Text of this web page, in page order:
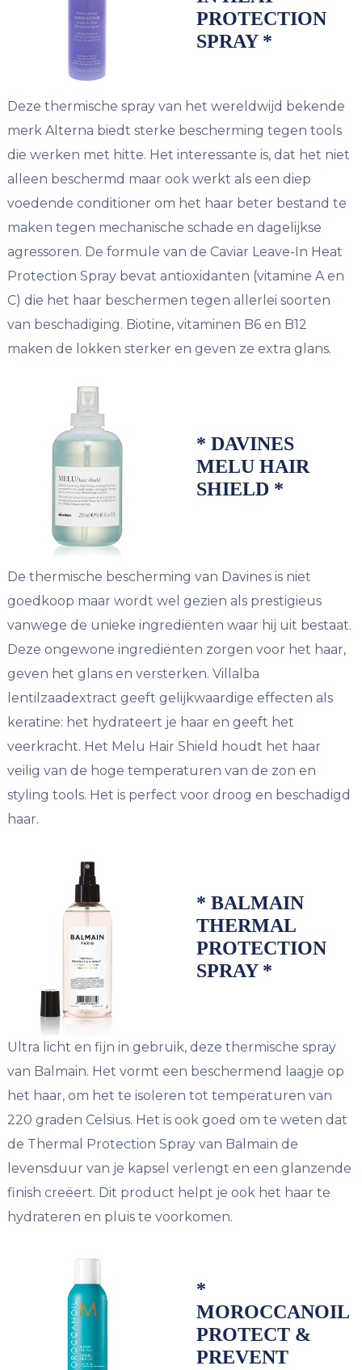
PROTECTION
SPRAY *
Deze thermische spray van het wereldwijd bekende
merk Alterna biedt sterke bescherming tegen tools
die werken met hitte. Het interessante is, dat het niet
alleen beschermd maar ook werkt als een diep
voedende conditioner om het haar beter bestand te
maken tegen mechanische schade en dagelijkse
agressoren. De formule van de Caviar Leave-In Heat
Protection Spray bevat antioxidanten (vitamine A en
C) die het haar beschermen tegen allerlei soorten
van beschadiging. Biotine, vitaminen B6 en B12
maken de lokken sterker en geven ze extra glans.
* DAVINES
MELU HAIR
SHIELD *
De thermische bescherming van Davines is niet
goedkoop maar wordt wel gezien als prestigieus
vanwege de unieke ingrediënten waar hij uit bestaat.
Deze ongewone ingrediënten zorgen voor het haar,
geven het glans en versterken. Villalba
lentilzaadextract geeft gelijkwaardige effecten als
keratine: het hydrateert je haar en geeft het
veerkracht. Het Melu Hair Shield houdt het haar
veilig van de hoge temperaturen van de zon en
styling tools. Het is perfect voor droog en beschadigd
haar.
* BALMAIN
THERMAL
PROTECTION
SPRAY *
Ultra licht en fijn in gebruik, deze thermische spray
van Balmain. Het vormt een beschermend laagje op
het haar, om het te isoleren tot temperaturen van
220 graden Celsius. Het is ook goed om te weten dat
de Thermal Protection Spray van Balmain de
levensduur van je kapsel verlengt en een glanzende
finish creëert. Dit product helpt je ook het haar te
hydrateren en pluis te voorkomen.
*
MOROCCANOIL
PROTECT &
PREVENT